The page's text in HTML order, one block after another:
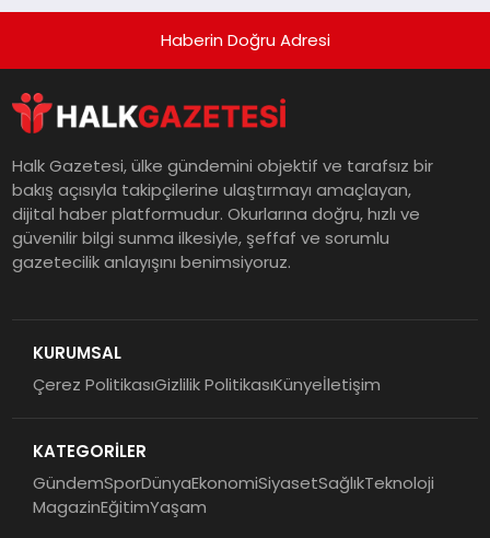
Haberin Doğru Adresi
Halk Gazetesi, ülke gündemini objektif ve tarafsız bir
bakış açısıyla takipçilerine ulaştırmayı amaçlayan,
dijital haber platformudur. Okurlarına doğru, hızlı ve
güvenilir bilgi sunma ilkesiyle, şeffaf ve sorumlu
gazetecilik anlayışını benimsiyoruz.
KURUMSAL
Çerez PolitikasıGizlilik PolitikasıKünyeİletişim
KATEGORİLER
GündemSporDünyaEkonomiSiyasetSağlıkTeknoloji
MagazinEğitimYaşam